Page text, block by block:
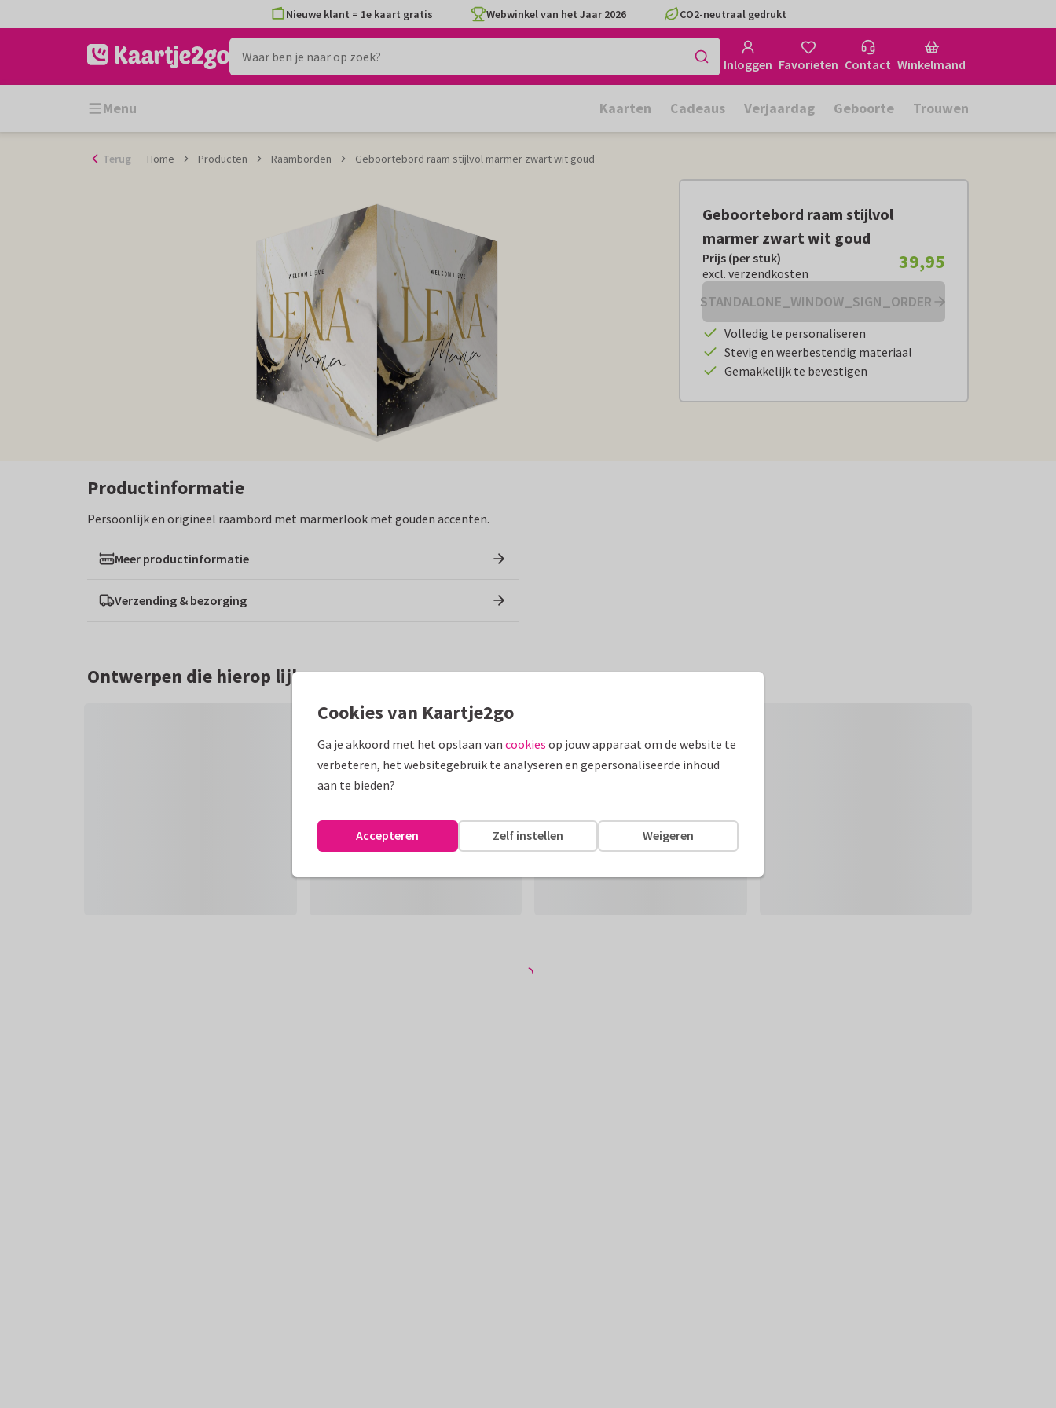
naar
Nieuwe klant = 1e kaart gratis Webwinkel van het Jaar 2026 CO2-neutraal gedrukt
Inloggen Favorieten Contact Winkelmand
Menu Kaarten Cadeaus Verjaardag Geboorte Trouwen
Terug Home Producten Raamborden Geboortebord raam stijlvol marmer zwart wit goud
Geboortebord raam stijlvol
marmer zwart wit goud
Prijs (per stuk): excl. verzendkosten
Prijs (per stuk)
excl. verzendkosten
39,95
STANDALONE_WINDOW_SIGN_ORDER
Volledig te personaliseren
Stevig en weerbestendig materiaal
Gemakkelijk te bevestigen
Productinformatie
Persoonlijk en origineel raambord met marmerlook met gouden accenten.
Meer productinformatie
Verzending & bezorging
Ontwerpen die hierop lijken
Cookies van Kaartje2go
Ga je akkoord met het opslaan van cookies op jouw apparaat om de website te
verbeteren, het websitegebruik te analyseren en gepersonaliseerde inhoud
aan te bieden?
Weigeren
Zelf instellen
Accepteren